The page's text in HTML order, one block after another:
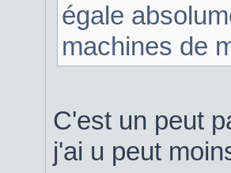
égale
machines de
C'est un peut
j'ai u peut